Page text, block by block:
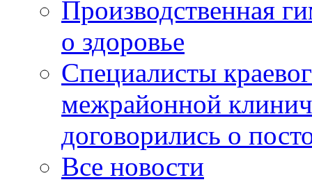
Производственная
о здоровье
Специалисты
межрайонной
договорились о
Все новости